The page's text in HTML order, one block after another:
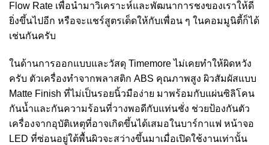
Flow Rate เพื่อนำมาวิเคราะห์และพัฒนาการชงของเราให้ดี
ยิ่งขึ้นไปอีก หรือจะแชร์สูตรเด็ดให้กับเพื่อน ๆ ในคอมมูนิตี้ก็ได้
เช่นกันครับ
ในด้านการออกแบบและวัสดุ Timemore ไม่เคยทำให้ผิดหวัง
ครับ ตัวเครื่องทำจากพลาสติก ABS คุณภาพสูง ผิวสัมผัสแบบ
Matte Finish ที่ไม่เป็นรอยนิ้วมือง่าย มาพร้อมกับแผ่นซิลิโคน
กันน้ำและกันความร้อนที่วางพอดีกับแท่นชั่ง ช่วยป้องกันตัว
เครื่องจากอุบัติเหตุที่อาจเกิดขึ้นได้เสมอในบาร์กาแฟ หน้าจอ
LED ที่ซ่อนอยู่ใต้พื้นผิวจะสว่างขึ้นมาเมื่อเปิดใช้งานเท่านั้น